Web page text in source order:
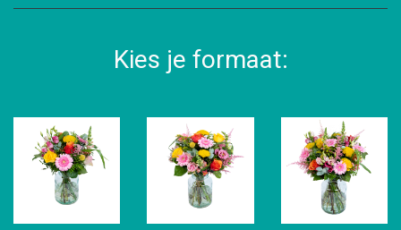
Kies je formaat: